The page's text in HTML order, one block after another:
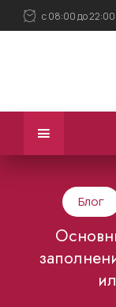
с 08:00 до 22:00
Блог